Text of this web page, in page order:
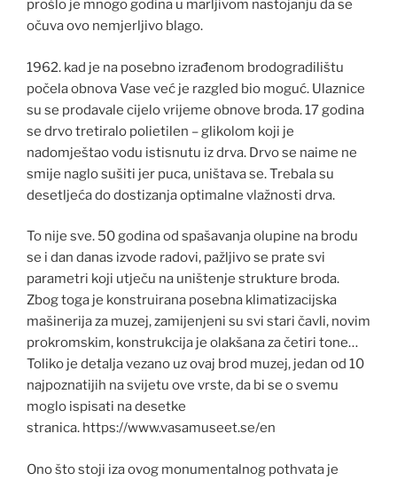
prošlo je mnogo godina u marljivom nastojanju da se
očuva ovo nemjerljivo blago.
1962. kad je na posebno izrađenom brodogradilištu
počela obnova Vase već je razgled bio moguć. Ulaznice
su se prodavale cijelo vrijeme obnove broda. 17 godina
se drvo tretiralo polietilen – glikolom koji je
nadomještao vodu istisnutu iz drva. Drvo se naime ne
smije naglo sušiti jer puca, uništava se. Trebala su
desetljeća do dostizanja optimalne vlažnosti drva.
To nije sve. 50 godina od spašavanja olupine na brodu
se i dan danas izvode radovi, pažljivo se prate svi
parametri koji utječu na uništenje strukture broda.
Zbog toga je konstruirana posebna klimatizacijska
mašinerija za muzej, zamijenjeni su svi stari čavli, novim
prokromskim, konstrukcija je olakšana za četiri tone…
Toliko je detalja vezano uz ovaj brod muzej, jedan od 10
najpoznatijih na svijetu ove vrste, da bi se o svemu
moglo ispisati na desetke
stranica. https://www.vasamuseet.se/en
Ono što stoji iza ovog monumentalnog pothvata je